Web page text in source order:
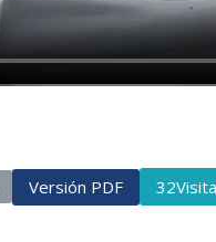
Versión PDF 32